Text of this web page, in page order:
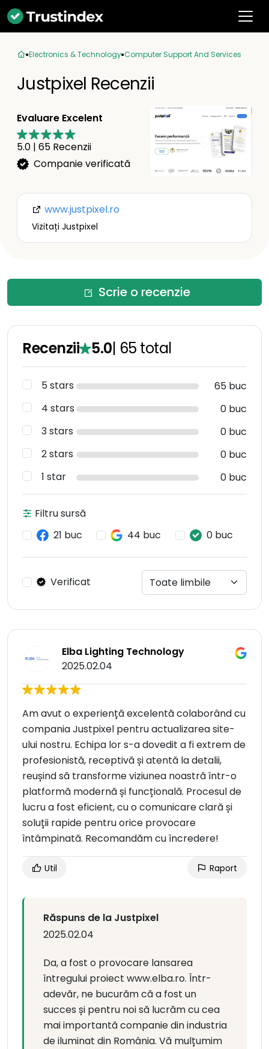
Electronics & Technology Computer Support And Services
Justpixel Recenzii
Evaluare Excelent
5.0 | 65 Recenzii
Companie verificată
www.justpixel.ro
Vizitați Justpixel
Scrie o recenzie
Recenzii 5.0| 65 total
5 stars
65 buc
4 stars
0 buc
3 stars
0 buc
2 stars
0 buc
1 star
0 buc
Filtru sursă
21 buc
44 buc 0 buc
Verificat
Elba Lighting Technology
2025.02.04
Am avut o experiență excelentă colaborând cu
compania Justpixel pentru actualizarea site-
ului nostru. Echipa lor s-a dovedit a fi extrem de
profesionistă, receptivă și atentă la detalii,
reușind să transforme viziunea noastră într-o
platformă modernă și funcțională. Procesul de
lucru a fost eficient, cu o comunicare clară și
soluții rapide pentru orice provocare
întâmpinată. Recomandăm cu încredere!
Util Raport
Răspuns de la Justpixel
2025.02.04
Da, a fost o provocare lansarea
întregului proiect www.elba.ro. Într-
adevăr, ne bucurăm că a fost un
succes și pentru noi să lucrăm cu cea
mai importantă companie din industria
de iluminat din România. Vă mulțumim